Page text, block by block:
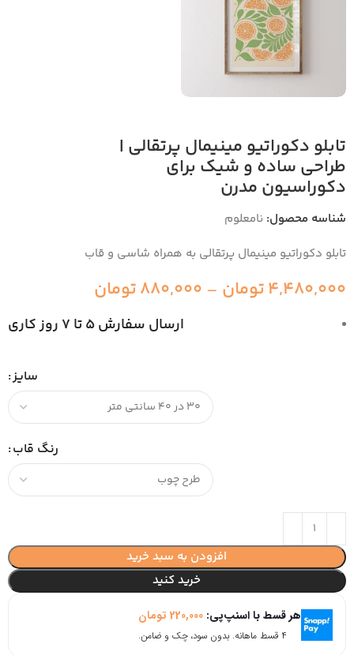
تابلو دکوراتیو مینیمال پرتقالی |
طراحی ساده و شیک برای
دکوراسیون مدرن
شناسه محصول: نامعلوم
تابلو دکوراتیو مینیمال پرتقالی به همراه شاسی و قاب
4,480,000تومان –
880,000تومان
ارسال سفارش 5 تا 7 روز کاری
سایز
رنگ قاب
افزودن به سبد خرید
خرید کنید
هر قسط با اسنپ‌پی:220,000 تومان
۴ قسط ماهانه. بدون سود، چک و ضامن.